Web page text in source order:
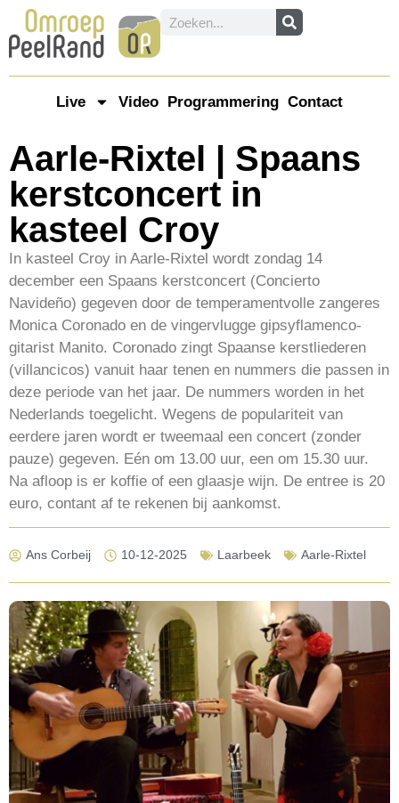
Live Video Programmering Contact
Aarle-Rixtel | Spaans
kerstconcert in
kasteel Croy
In kasteel Croy in Aarle-Rixtel wordt zondag 14
december een Spaans kerstconcert (Concierto
Navideño) gegeven door de temperamentvolle zangeres
Monica Coronado en de vingervlugge gipsyflamenco-
gitarist Manito. Coronado zingt Spaanse kerstliederen
(villancicos) vanuit haar tenen en nummers die passen in
deze periode van het jaar. De nummers worden in het
Nederlands toegelicht. Wegens de populariteit van
eerdere jaren wordt er tweemaal een concert (zonder
pauze) gegeven. Eén om 13.00 uur, een om 15.30 uur.
Na afloop is er koffie of een glaasje wijn. De entree is 20
euro, contant af te rekenen bij aankomst.
Ans Corbeij 10-12-2025 Laarbeek Aarle-Rixtel